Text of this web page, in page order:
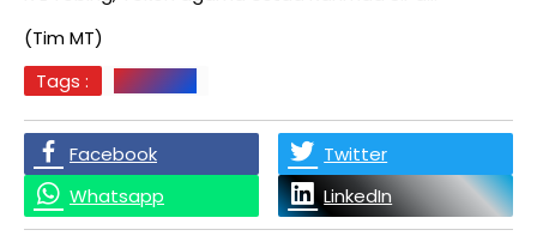
(Tim MT)
Tags :
NARKOBA
Facebook
Twitter
Whatsapp
LinkedIn